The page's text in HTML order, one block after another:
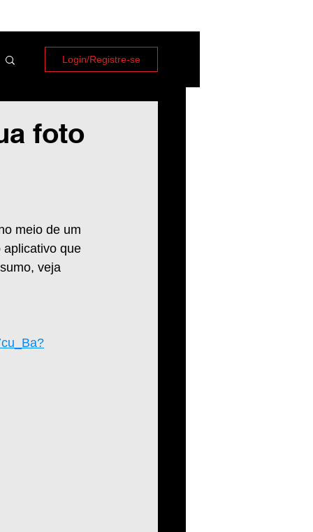
Login/Registre-se
foto
meio de um
aplicativo que
veja